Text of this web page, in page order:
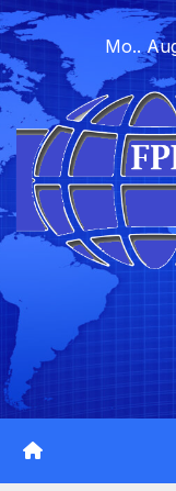
Skip
to
content
Mo..